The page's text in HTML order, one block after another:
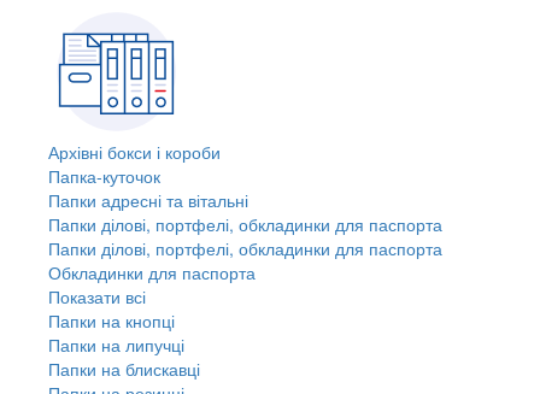
Архівні бокси і короби
Папка-куточок
Папки адресні та вітальні
Папки ділові, портфелі, обкладинки для паспорта
Папки ділові, портфелі, обкладинки для паспорта
Обкладинки для паспорта
Показати всі
Папки на кнопці
Папки на липучці
Папки на блискавці